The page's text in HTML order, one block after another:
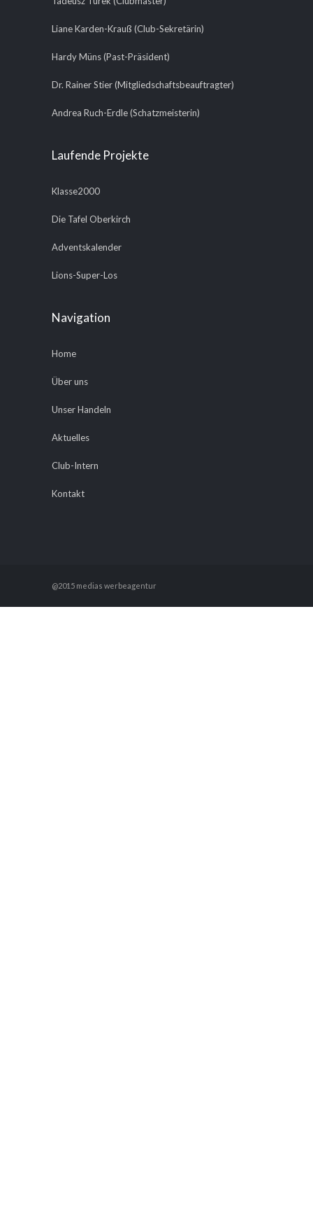
Liane Karden-Krauß (Club-Sekretärin)
Hardy Müns (Past-Präsident)
Dr. Rainer Stier (Mitgliedschaftsbeauftragter)
Andrea Ruch-Erdle (Schatzmeisterin)
Laufende Projekte
Klasse2000
Die Tafel Oberkirch
Adventskalender
Lions-Super-Los
Navigation
Home
Über uns
Unser Handeln
Aktuelles
Club-Intern
Kontakt
@2015 medias werbeagentur